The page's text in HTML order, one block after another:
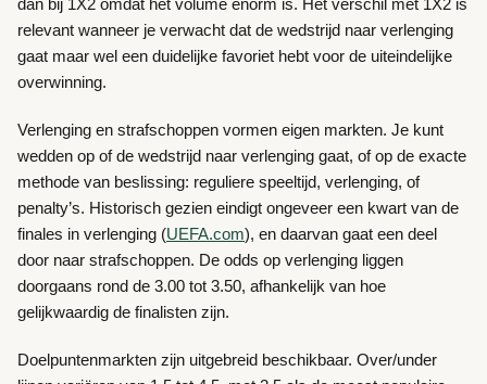
relevant wanneer je verwacht dat de wedstrijd naar verlenging
gaat maar wel een duidelijke favoriet hebt voor de uiteindelijke
overwinning.
Verlenging en strafschoppen vormen eigen markten. Je kunt
wedden op of de wedstrijd naar verlenging gaat, of op de exacte
methode van beslissing: reguliere speeltijd, verlenging, of
penalty’s. Historisch gezien eindigt ongeveer een kwart van de
finales in verlenging (UEFA.com), en daarvan gaat een deel
door naar strafschoppen. De odds op verlenging liggen
doorgaans rond de 3.00 tot 3.50, afhankelijk van hoe
gelijkwaardig de finalisten zijn.
Doelpuntenmarkten zijn uitgebreid beschikbaar. Over/under